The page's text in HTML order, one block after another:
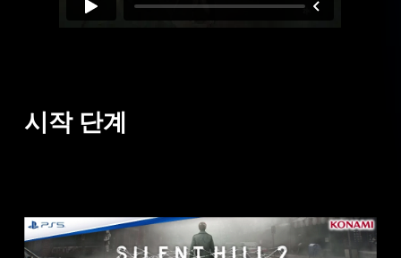
시작 단계